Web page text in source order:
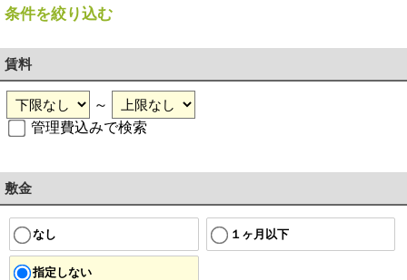
条件を絞り込む
賃料
～
管理費込みで検索
敷金
なし １ヶ月以下
指定しない